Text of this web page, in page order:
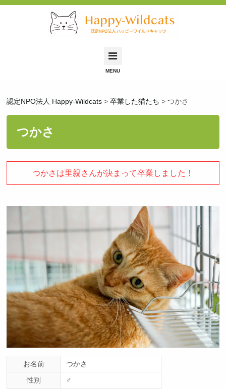
里親希望の方へ
保護依頼について
保護猫ふれあい会
お問い合わせ
認定NPO法人 Happy-Wildcats >卒業した猫たち >つかさ
つかさ
つかさは里親さんが決まって卒業しました！
お名前
つかさ
性別
♂